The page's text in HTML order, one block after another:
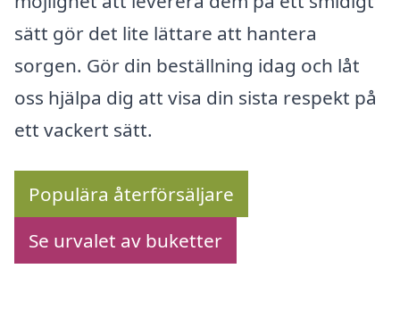
sätt gör det lite lättare att hantera
sorgen. Gör din beställning idag och låt
oss hjälpa dig att visa din sista respekt på
ett vackert sätt.
Populära återförsäljare
Se urvalet av buketter